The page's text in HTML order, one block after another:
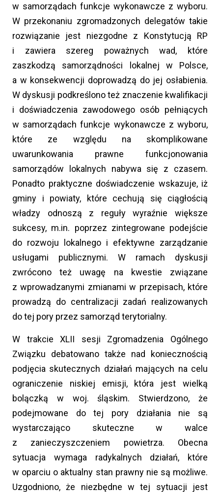
w samorządach funkcje wykonawcze z wyboru.
W przekonaniu zgromadzonych delegatów takie
rozwiązanie jest niezgodne z Konstytucją RP
i zawiera szereg poważnych wad, które
zaszkodzą samorządności lokalnej w Polsce,
a w konsekwencji doprowadzą do jej osłabienia.
W dyskusji podkreślono też znaczenie kwalifikacji
i doświadczenia zawodowego osób pełniących
w samorządach funkcje wykonawcze z wyboru,
które ze względu na skomplikowane
uwarunkowania prawne funkcjonowania
samorządów lokalnych nabywa się z czasem.
Ponadto praktyczne doświadczenie wskazuje, iż
gminy i powiaty, które cechują się ciągłością
władzy odnoszą z reguły wyraźnie większe
sukcesy, m.in. poprzez zintegrowane podejście
do rozwoju lokalnego i efektywne zarządzanie
usługami publicznymi. W ramach dyskusji
zwrócono też uwagę na kwestie związane
z wprowadzanymi zmianami w przepisach, które
prowadzą do centralizacji zadań realizowanych
do tej pory przez samorząd terytorialny.
W trakcie XLII sesji Zgromadzenia Ogólnego
Związku debatowano także nad koniecznością
podjęcia skutecznych działań mających na celu
ograniczenie niskiej emisji, która jest wielką
bolączką w woj. śląskim. Stwierdzono, że
podejmowane do tej pory działania nie są
wystarczająco skuteczne w walce
z zanieczyszczeniem powietrza. Obecna
sytuacja wymaga radykalnych działań, które
w oparciu o aktualny stan prawny nie są możliwe.
Uzgodniono, że niezbędne w tej sytuacji jest